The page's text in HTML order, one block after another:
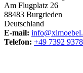
Am Flugplatz 26
88483 Burgrieden
Deutschland
E-mail:
Telefon: +49 7392